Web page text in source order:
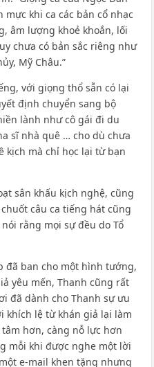
khi ca các bản cổ nhạc
âm lượng khoẻ khoắn, lối
chưa có bản sắc riêng như
Mỹ Châu.”
với giọng thổ sẵn có lại
định chuyển sang bộ
lành như cô gái đi du
sĩ nhà quê … cho dù chưa
kịch mà chỉ học lại từ bạn
sân khấu kịch nghệ, cũng
câu ca tiếng hát cũng
rằng mọi sự đều do Tổ
đã ban cho một hình tướng,
yêu mến, Thanh cũng rất
đã dành cho Thanh sự ưu
khích lệ từ khán giả lại làm
hơn, càng nỗ lực hơn
mỗi khi được nghe một lời
e-mail khen tặng nhưng